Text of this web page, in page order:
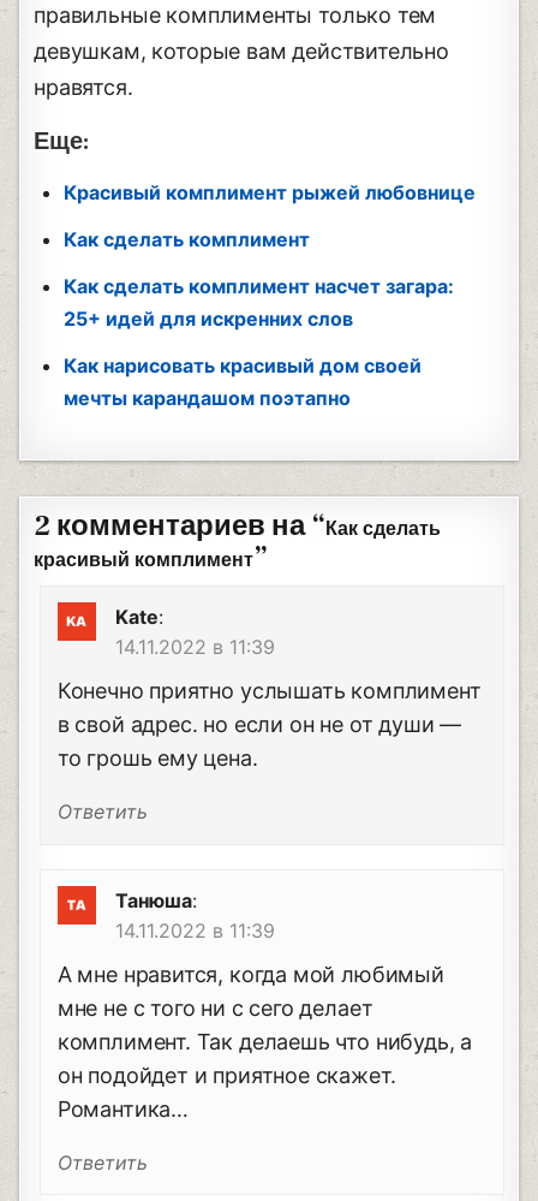
правильные комплименты только тем
девушкам, которые вам действительно
нравятся.
Еще:
Красивый комплимент рыжей любовнице
Как сделать комплимент
Как сделать комплимент насчет загара:
25+ идей для искренних слов
Как нарисовать красивый дом своей
мечты карандашом поэтапно
2 комментариев на “Как сделать
красивый комплимент”
Kate:
14.11.2022 в 11:39
Конечно приятно услышать комплимент
в свой адрес. но если он не от души —
то грошь ему цена.
Ответить
Танюша:
14.11.2022 в 11:39
А мне нравится, когда мой любимый
мне не с того ни с сего делает
комплимент. Так делаешь что нибудь, а
он подойдет и приятное скажет.
Романтика…
Ответить